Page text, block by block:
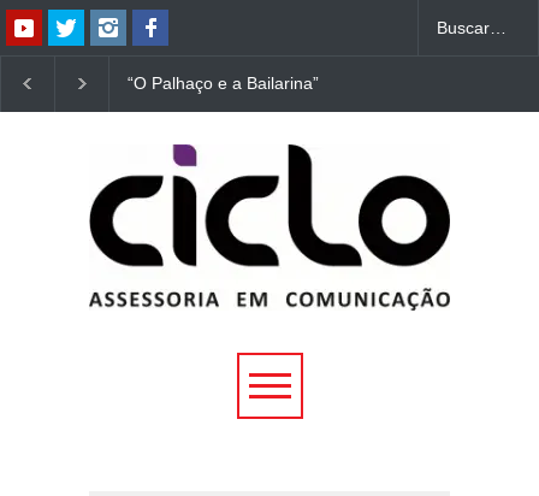
“O Palhaço e a Bailarina”
estreia hoje (1º) em
Uberlândia
Uberlândia